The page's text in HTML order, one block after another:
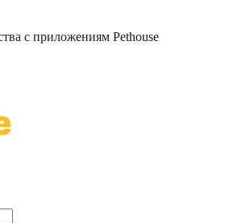
с приложениям Pethouse